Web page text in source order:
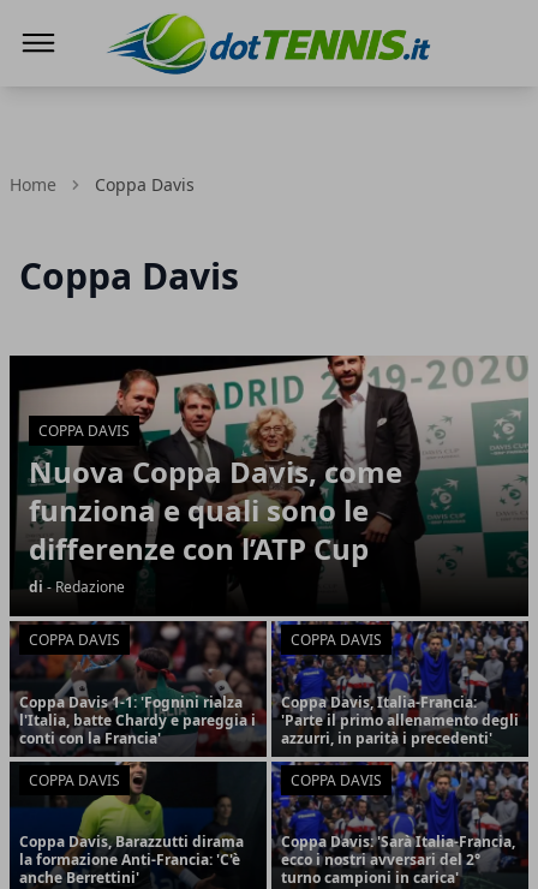
Home Coppa Davis
Coppa Davis
Articoli in Evidenza
COPPA DAVIS
Nuova Coppa Davis, come
funziona e quali sono le
differenze con l’ATP Cup
di - Redazione
COPPA DAVIS
Coppa Davis 1-1: 'Fognini rialza
l'Italia, batte Chardy e pareggia i
conti con la Francia'
COPPA DAVIS
Coppa Davis, Italia-Francia:
'Parte il primo allenamento degli
azzurri, in parità i precedenti'
COPPA DAVIS
Coppa Davis, Barazzutti dirama
la formazione Anti-Francia: 'C'è
anche Berrettini'
COPPA DAVIS
Coppa Davis: 'Sarà Italia-Francia,
ecco i nostri avversari del 2°
turno campioni in carica'